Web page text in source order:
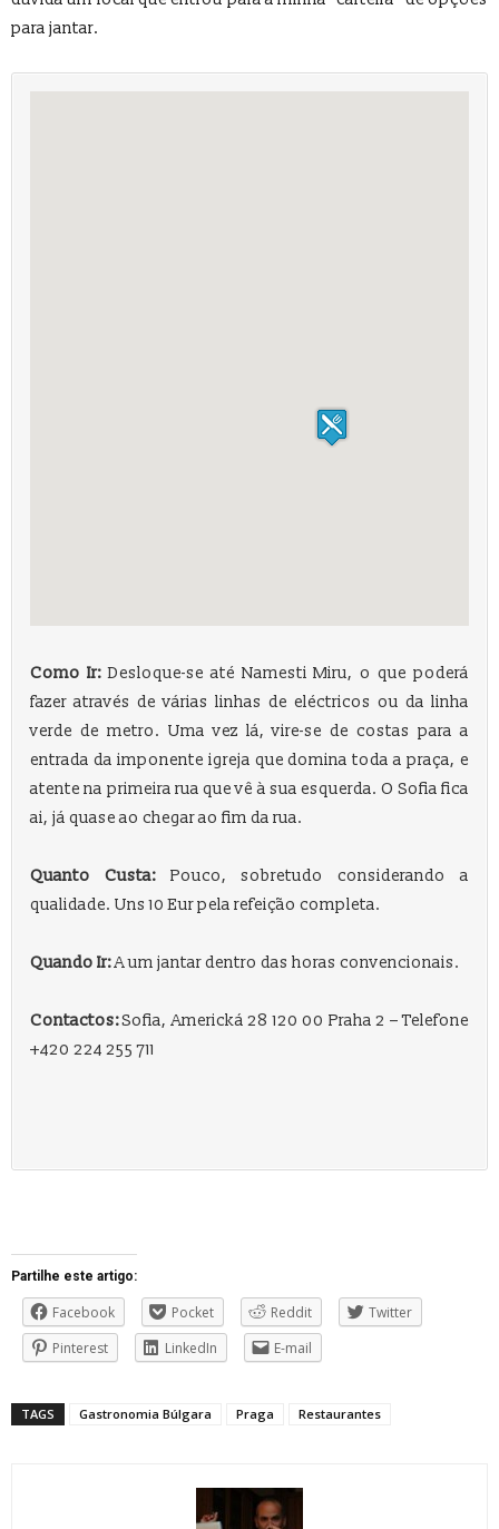
para jantar.
Como Ir:Desloque-se até Namesti Miru, o que poderá
fazer através de várias linhas de eléctricos ou da linha
verde de metro. Uma vez lá, vire-se de costas para a
entrada da imponente igreja que domina toda a praça, e
atente na primeira rua que vê à sua esquerda. O Sofia fica
ai, já quase ao chegar ao fim da rua.
Quanto Custa:Pouco, sobretudo considerando a
qualidade. Uns 10 Eur pela refeição completa.
Quando Ir:A um jantar dentro das horas convencionais.
Contactos:Sofia, Americká 28 120 00 Praha 2 – Telefone
+420 224 255 711
Partilhe este artigo:
Facebook Pocket Reddit
Twitter
Pinterest
LinkedIn E-mail
TAGS Gastronomia Búlgara Praga Restaurantes